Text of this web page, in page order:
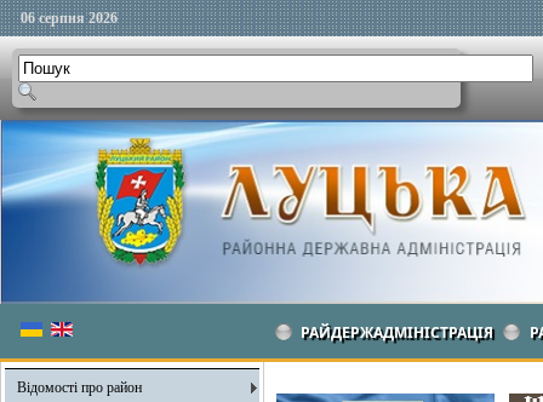
06 серпня 2026
РАЙДЕРЖАДМІНІСТРАЦІЯ
Відомості про район